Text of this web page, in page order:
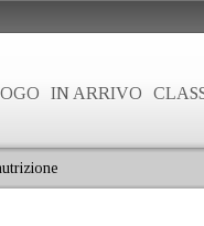
IN ARRIVO